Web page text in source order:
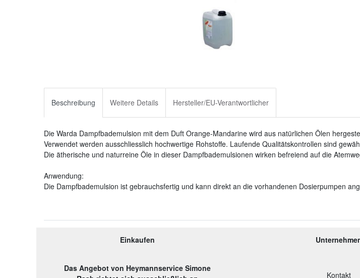
Beschreibung Weitere Details Hersteller/EU-Verantwortlicher
Die Warda Dampfbademulsion mit dem Duft Orange-Mandarine wird aus natürlichen Ölen
Verwendet werden ausschliesslich hochwertige Rohstoffe. Laufende Qualitätskontrollen sind
Die ätherische und naturreine Öle in dieser Dampfbademulsionen wirken befreiend auf die
Anwendung:
Die Dampfbademulsion ist gebrauchsfertig und kann direkt an die vorhandenen Dosierpumpen
Einkaufen
Das Angebot von Heymannservice Simone
Kontakt